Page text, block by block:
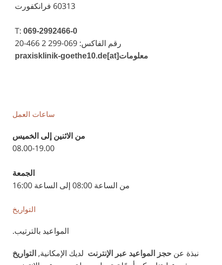
60313 فرانكفورت
T: 069-2992466-0
رقم الفاكس: 069-299 2 466-20
معلومات[at]praxisklinik-goethe10.de
ساعات العمل
من الاثنين إلى الخميس
08.00-19.00
الجمعة
من الساعة 08:00 إلى الساعة 16:00
التواريخ
المواعيد بالترتيب.
نبذة عن حجز المواعيد عبر الإنترنت لديك الإمكانية, التواريخ